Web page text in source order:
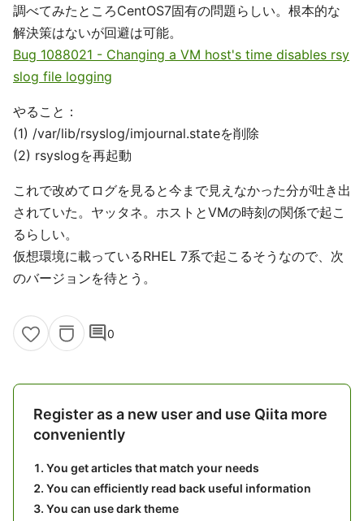
調べてみたところCentOS7固有の問題らしい。根本的な
解決策はないが回避は可能。
Bug 1088021 - Changing a VM host's time disables rsy
slog file logging
やること：
(1) /var/lib/rsyslog/imjournal.stateを削除
(2) rsyslogを再起動
これで改めてログを見ると今まで見えなかった分が吐き出
されていた。ヤッタネ。ホストとVMの時刻の関係で起こ
るらしい。
仮想環境に載っているRHEL 7系で起こるそうなので、次
のバージョンを待とう。
comment0
Register as a new user and use Qiita more
conveniently
You get articles that match your needs
You can efficiently read back useful information
You can use dark theme